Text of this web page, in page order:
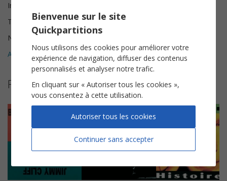
Instrumentation
Tonalité
Sol majeur
Nombre de pages
Avis clients ( 4 5
Plus de partitions de Bernard Lavilliers
Bienvenue sur le site
Quickpartitions
Nous utilisons des cookies pour améliorer votre
expérience de navigation, diffuser des contenus
personnalisés et analyser notre trafic.
En cliquant sur « Autoriser tous les cookies »,
vous consentez à cette utilisation.
Continuer sans accepter
Autoriser tous les cookies